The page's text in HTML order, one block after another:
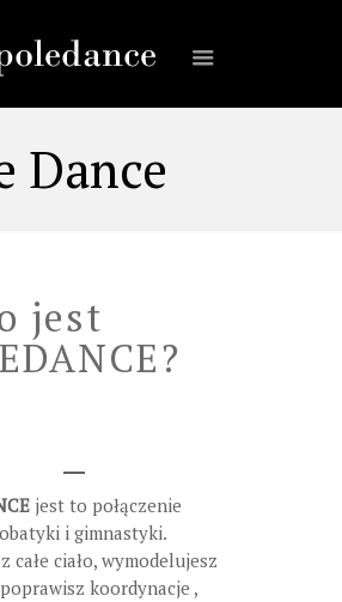
Dance
jest
jest to połączenie
i gimnastyki.
całe ciało, wymodelujesz
koordynacje ,